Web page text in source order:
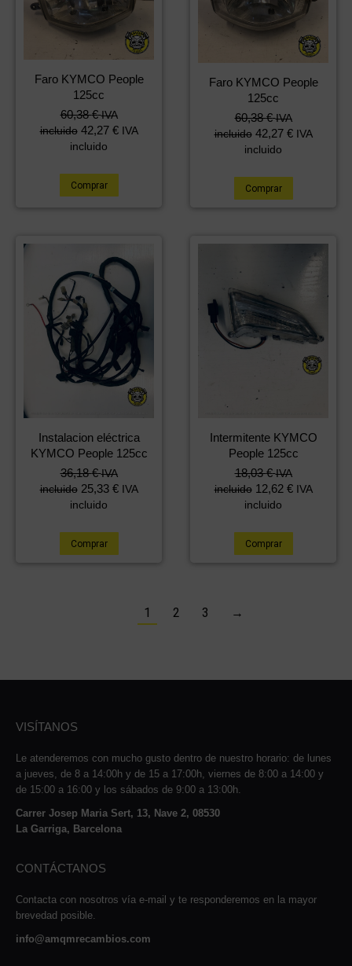
Faro KYMCO People
125cc
60,38€ IVA
incluido 42,27 € IVA
incluido
Comprar
Faro KYMCO People
125cc
60,38€ IVA
incluido 42,27 € IVA
incluido
Comprar
Instalacion eléctrica
KYMCO People 125cc
36,18€ IVA
incluido 25,33 € IVA
incluido
Comprar
Intermitente KYMCO
People 125cc
18,03€ IVA
incluido 12,62 € IVA
incluido
Comprar
1 2 3 →
VISÍTANOS
Le atenderemos con mucho gusto dentro de nuestro horario: de lunes
a jueves, de 8 a 14:00h y de 15 a 17:00h, viernes de 8:00 a 14:00 y
de 15:00 a 16:00 y los sábados de 9:00 a 13:00h.
Carrer Josep Maria Sert, 13, Nave 2, 08530
La Garriga, Barcelona
CONTÁCTANOS
Contacta con nosotros vía e-mail y te responderemos en la mayor
brevedad posible.
info@amqmrecambios.com